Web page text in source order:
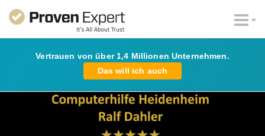
Vertrauen von über 1,4 Millionen Unternehmen.
Das will ich auch